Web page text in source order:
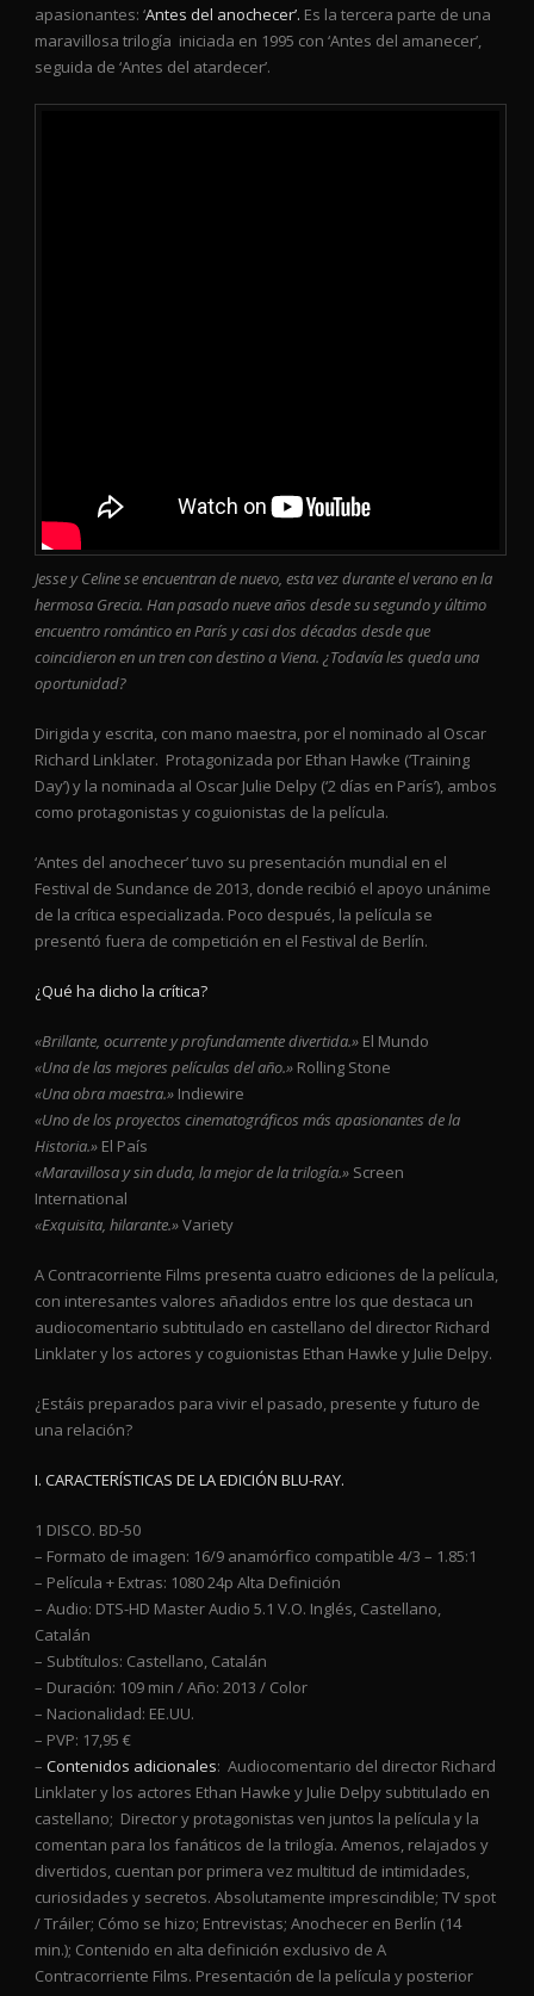
apasionantes: ‘Antes del anochecer’. Es la tercera parte de una
maravillosa trilogía iniciada en 1995 con ‘Antes del amanecer’,
seguida de ‘Antes del atardecer’.
Jesse y Celine se encuentran de nuevo, esta vez durante el verano en la
hermosa Grecia. Han pasado nueve años desde su segundo y último
encuentro romántico en París y casi dos décadas desde que
coincidieron en un tren con destino a Viena. ¿Todavía les queda una
oportunidad?
Dirigida y escrita, con mano maestra, por el nominado al Oscar
Richard Linklater. Protagonizada por Ethan Hawke (‘Training
Day’) y la nominada al Oscar Julie Delpy (‘2 días en París’), ambos
como protagonistas y coguionistas de la película.
‘Antes del anochecer’ tuvo su presentación mundial en el
Festival de Sundance de 2013, donde recibió el apoyo unánime
de la crítica especializada. Poco después, la película se
presentó fuera de competición en el Festival de Berlín.
¿Qué ha dicho la crítica?
«Brillante, ocurrente y profundamente divertida.» El Mundo
«Una de las mejores películas del año.» Rolling Stone
«Una obra maestra.» Indiewire
«Uno de los proyectos cinematográficos más apasionantes de la
Historia.» El País
«Maravillosa y sin duda, la mejor de la trilogía.» Screen
International
«Exquisita, hilarante.»Variety
A Contracorriente Films presenta cuatro ediciones de la película,
con interesantes valores añadidos entre los que destaca un
audiocomentario subtitulado en castellano del director Richard
Linklater y los actores y coguionistas Ethan Hawke y Julie Delpy.
¿Estáis preparados para vivir el pasado, presente y futuro de
una relación?
I. CARACTERÍSTICAS DE LA EDICIÓN BLU-RAY.
1 DISCO. BD-50
– Formato de imagen: 16/9 anamórfico compatible 4/3 – 1.85:1
– Película + Extras: 1080 24p Alta Definición
– Audio: DTS-HD Master Audio 5.1 V.O. Inglés, Castellano,
Catalán
– Subtítulos: Castellano, Catalán
– Duración: 109 min / Año: 2013 / Color
– Nacionalidad: EE.UU.
– PVP: 17,95 €
– Contenidos adicionales: Audiocomentario del director Richard
Linklater y los actores Ethan Hawke y Julie Delpy subtitulado en
castellano; Director y protagonistas ven juntos la película y la
comentan para los fanáticos de la trilogía. Amenos, relajados y
divertidos, cuentan por primera vez multitud de intimidades,
curiosidades y secretos. Absolutamente imprescindible; TV spot
/ Tráiler; Cómo se hizo; Entrevistas; Anochecer en Berlín (14
min.); Contenido en alta definición exclusivo de A
Contracorriente Films. Presentación de la película y posterior